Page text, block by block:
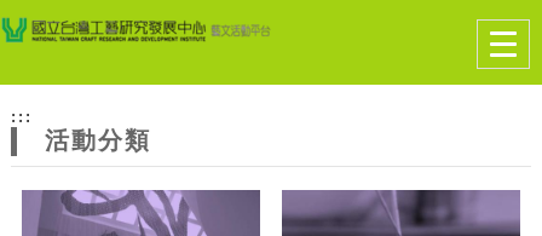
網
站
主
跳到主要內容
網站導覽
:::
活動分類